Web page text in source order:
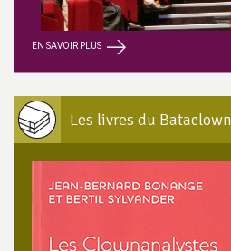
EN SAVOIR PLUS
Les livres du Bataclown